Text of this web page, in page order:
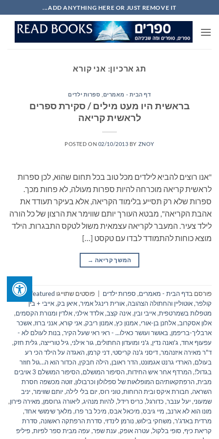
to
content
ADD ANYTHING HERE OR JUST REMOVE IT...
תג ארכיון: אני קורא
דף הבית - מאמרים ספרות ילדים
בראשית היו מעט מילים / סקירת ספרים
לראשית קריאה
POSTED ON 02/10/2013 BY ZNOY
"אנו רוצים להביא לילדים מכל טוב בכל תחום שהוא, לכן ספרות
לראשית קריאה מוכרחה להיות ספרות מעולה, לא פחות מכך.
ספרות שלא רק תסייע בלימוד הקריאה, אלא בעיקר תעודד את
אהבת הקריאה", מבטא העורך יותם שווימר את הרצון של כל הורה
לילד צעיר. המעבר לקריאה עצמאית משול לטקס התבגרות. הילד
מוצא כוחות להתמודד לבדו עם טקסט […]
המשך קריאה →
פורסם בדף הבית - מאמרים, ספרות ילדים פוסטים שתוייגו featured
אואן
קולפר,אוטוליין והחתולה הצהובה,אורית רינגל אמיר,איאן בק,אייבי + בין
מטפלות בשמרטפית,אייבי ובין,אינה קצב,אלדד אילני,אלדין ומנורת הקסמים,
אלון אסקרוב,אלחנן בן-אורי,אמנון כץ,אמנון ריבק,אני קורא,אנני ברוז,אשכר
ארבליך-בריפמן, באושר ועושר כאילו... - ראי ראי שעל הקיר, בנות לעולם לא -
עפעוף אחד, ג'ואנה נדין, ג'ני ומועדון החתולים, גור אילני, גיל טורייצה, גלית חזק,
ד"ר מאירה איזנהמר,דיסני ג'נה קריסטי,דני קרמן,האגדה על הילד הכי רע
בעולם,הארדי גרנט אגמונט,הדר ראובן,הילה חבקין,הכדור הוא ה…גול חוזר
בגדול!,המרדף אחר איש החידות,הסיפור המושלם,
הסיפור המושלם 3 אויבים
מבית,הרפתקאותיהם המופלאות של ספלולון וכרבולון,זוטה מכשפה חסרת
השראה, חבורת איקס ובית הרוחות,טוני רוס,יום בלי לילה,יותם שווימר,יניב
שמעוני,יעל ענבר, כדורגל, כריס רידל,להיות מנהיג,ליאורה גרוסמן, מאירה פירון,
מונו הוא לא ארנב, מיי גיבס, מיכאל אבס, מיכל בר פרו, מלאך שימושי אחד,
מרדית באדג'ר, משחקי בילוש, נורמן לינדזי, סדרת הרפתקה ראשונה, סדרת
קריאת כיף, סופי בלקול, עטרה אופק, ענת שפר, עפה מבית ספר לפיות,פיליפ